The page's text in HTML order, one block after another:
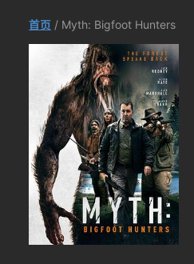
首页 / Myth: Bigfoot Hunters